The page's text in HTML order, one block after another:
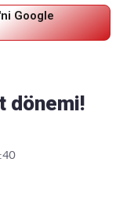
Google
dönemi!